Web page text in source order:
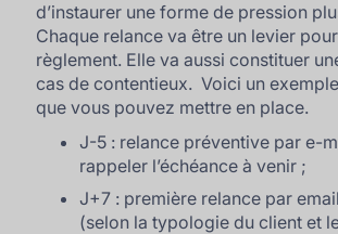
d’instaurer une forme de pression
Chaque relance va être un levier
règlement. Elle va aussi constituer
cas de contentieux. Voici un
que vous pouvez mettre en place.
J-5 : relance préventive par e-
rappeler l’échéance à venir ;
J+7 : première relance par
(selon la typologie du client et